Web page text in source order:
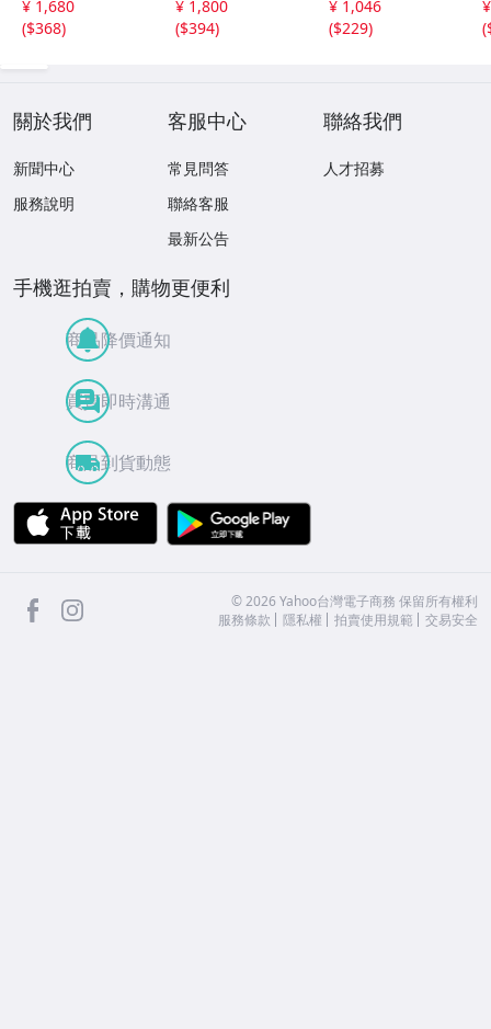
ックドア トラン
ク 後ろ ドアノブ
¥ 1,680
($368)
セット [D98 CW-
35]
¥ 1,800
($394)
ター スクリュー
グロメット クリ
¥ 1,046
($229)
(
關於我們
新聞中心
服務說明
客服中心
常見問答
聯絡客服
最新公告
聯絡我們
人才招募
手機逛拍賣，購物更便利
商品降價通知
買賣即時溝通
商品到貨動態
APP Store
facebook ©2026 Yahoo台灣電子商務 保留所有權利
服務條款
隱私權 拍賣使用規範 交易安全